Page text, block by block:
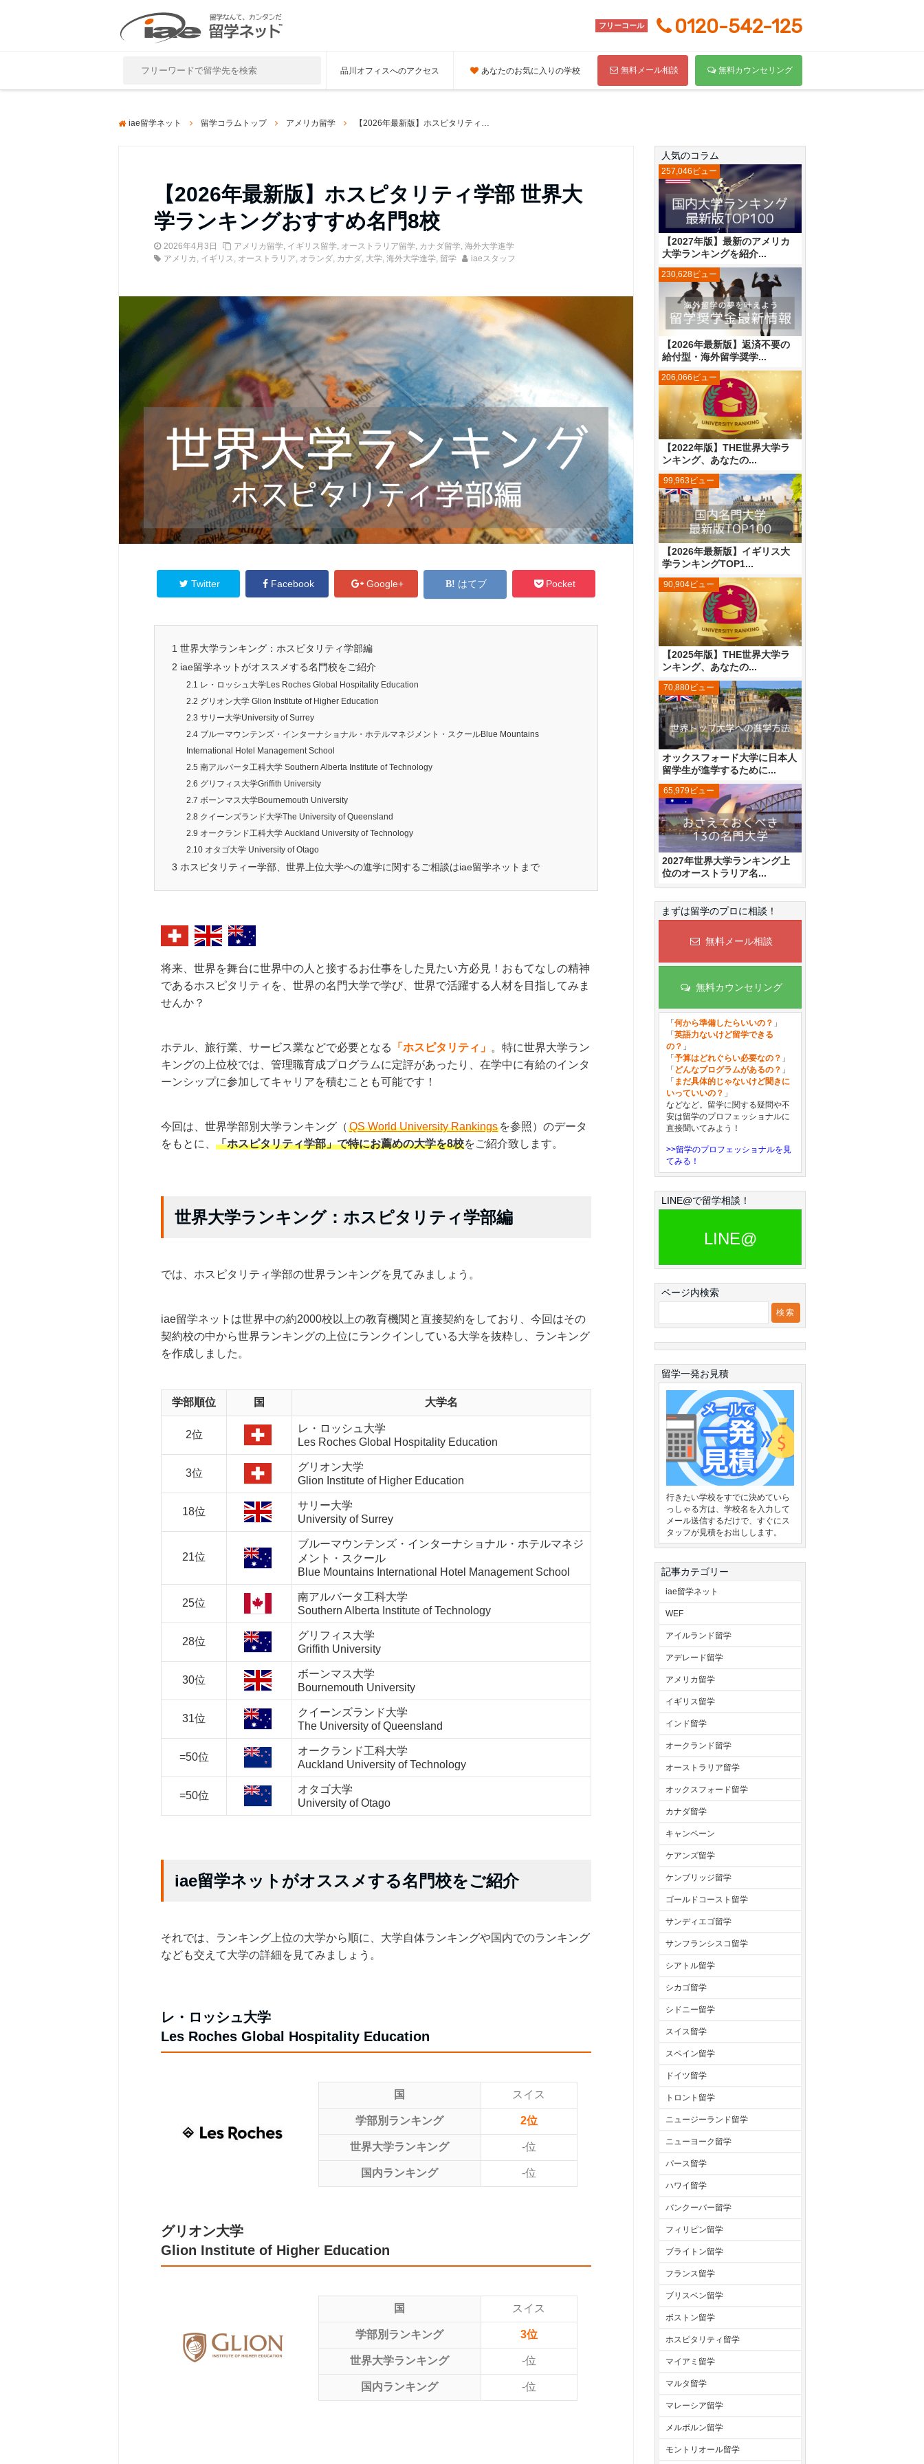
フリーコール 0120-542-125
品川オフィスへのアクセス あなたのお気に入りの学校 無料メール相談 無料カウンセリング
iae留学ネット 留学コラムトップ アメリカ留学 【2026年最新版】ホスピタリティ学部 世界大学ランキングおすすめ名門8校
【2026年最新版】ホスピタリティ学部 世界大
学ランキングおすすめ名門8校
2026年4月3日 アメリカ留学, イギリス留学, オーストラリア留学, カナダ留学, 海外大学進学
アメリカ , イギリス, オーストラリア, オランダ, カナダ, 大学, 海外大学進学, 留学 iaeスタッフ
Twitter Facebook Google+ はてブ Pocket
1 世界大学ランキング：ホスピタリティ学部編
2 iae留学ネットがオススメする名門校をご紹介
2.1 レ・ロッシュ大学Les Roches Global Hospitality Education
2.2 グリオン大学 Glion Institute of Higher Education
2.3 サリー大学University of Surrey
2.4ブルーマウンテンズ・インターナショナル・ホテルマネジメント・スクールBlue Mountains
International Hotel Management School
2.5 南アルバータ工科大学 Southern Alberta Institute of Technology
2.6 グリフィス大学Griffith University
2.7 ボーンマス大学Bournemouth University
2.8クイーンズランド大学The University of Queensland
2.9 オークランド工科大学 Auckland University of Technology
2.10オタゴ大学 University of Otago
3 ホスピタリティー学部、世界上位大学への進学に関するご相談はiae留学ネットまで
将来、世界を舞台に世界中の人と接するお仕事をした見たい方必見！おもてなしの精神
であるホスピタリティを、世界の名門大学で学び、世界で活躍する人材を目指してみま
せんか？
ホテル、旅行業、サービス業などで必要となる 「ホスピタリティ」 。特に世界大学ラン
キングの上位校では、管理職育成プログラムに定評があったり、在学中に有給のインタ
ーンシップに参加してキャリアを積むことも可能です！
今回は、世界学部別大学ランキング（ QS World University Rankings を参照）のデータ
をもとに、 「ホスピタリティ学部」で特にお薦めの大学を8校をご紹介致します。
世界大学ランキング：ホスピタリティ学部編
では、ホスピタリティ学部の世界ランキングを見てみましょう。
iae留学ネットは世界中の約2000校以上の教育機関と直接契約をしており、今回はその
契約校の中から世界ランキングの上位にランクインしている大学を抜粋し、ランキング
を作成しました。
学部順位 国 大学名
2位
レ・ロッシュ大学
Les Roches Global Hospitality Education
3位
グリオン大学
Glion Institute of Higher Education
18位
サリー大学
University of Surrey
21位
ブルーマウンテンズ・インターナショナル・ホテルマネジ
メント・スクール
Blue Mountains International Hotel Management School
25位
南アルバータ工科大学
Southern Alberta Institute of Technology
28位
グリフィス大学
Griffith University
30位
ボーンマス大学
Bournemouth University
31位
クイーンズランド大学
The University of Queensland
=50位
オークランド工科大学
Auckland University of Technology
=50位
オタゴ大学
University of Otago
iae留学ネットがオススメする名門校をご紹介
それでは、ランキング上位の大学から順に、大学自体ランキングや国内でのランキング
なども交えて大学の詳細を見てみましょう。
レ・ロッシュ大学
Les Roches Global Hospitality Education
国 スイス
学部別ランキング 2位
世界大学ランキング -位
国内ランキング -位
グリオン大学
Glion Institute of Higher Education
国 スイス
学部別ランキング 3位
世界大学ランキング -位
国内ランキング -位
人気のコラム
【2027年版】最新のアメリカ
大学ランキングを紹介...
257,046ビュー
【2026年最新版】返済不要の
給付型・海外留学奨学...
230,628ビュー
【2022年版】THE世界大学ラ
ンキング、あなたの...
206,066ビュー
【2026年最新版】イギリス大
学ランキングTOP1...
99,963ビュー
【2025年版】THE世界大学ラ
ンキング、あなたの...
90,904ビュー
オックスフォード大学に日本人
留学生が進学するために...
70,880ビュー
2027年世界大学ランキング上
位のオーストラリア名...
65,979ビュー
まずは留学のプロに相談！
無料メール相談
無料カウンセリング
「 何から準備したらいいの？ 」
「 英語力ないけど留学できる
の？ 」
「 予算はどれぐらい必要なの？ 」
「 どんなプログラムがあるの？ 」
「 まだ具体的じゃないけど聞きに
いっていいの？ 」
などなど。留学に関する疑問や不
安は留学のプロフェッショナルに
直接聞いてみよう！
>>留学のプロフェッショナルを見
てみる！
LINE@で留学相談！
LINE@
ページ内検索
留学一発お見積
行きたい学校をすでに決めていら
っしゃる方は、学校名を入力して
メール送信するだけで、すぐにス
タッフが見積をお出しします。
記事カテゴリー
iae留学ネット
WEF
アイルランド留学
アデレード留学
アメリカ留学
イギリス留学
インド留学
オークランド留学
オーストラリア留学
オックスフォード留学
カナダ留学
キャンペーン
ケアンズ留学
ケンブリッジ留学
ゴールドコースト留学
サンディエゴ留学
サンフランシスコ留学
シアトル留学
シカゴ留学
シドニー留学
スイス留学
スペイン留学
ドイツ留学
トロント留学
ニュージーランド留学
ニューヨーク留学
パース留学
ハワイ留学
バンクーバー留学
フィリピン留学
ブライトン留学
フランス留学
ブリスベン留学
ボストン留学
ホスピタリティ留学
マイアミ留学
マルタ留学
マレーシア留学
メルボルン留学
モントリオール留学